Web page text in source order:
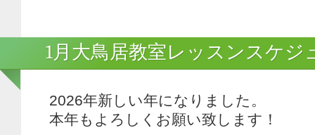
1月大鳥居教室レッスンスケジ
2026年新しい年になりました。
本年もよろしくお願い致します！